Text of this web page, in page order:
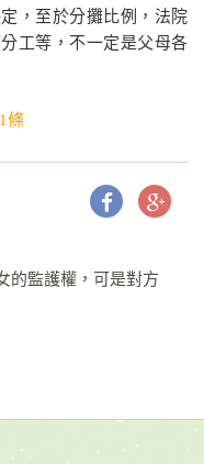
，至於分攤比例，法院
工等，不一定是父母各
條
的監護權，可是對方